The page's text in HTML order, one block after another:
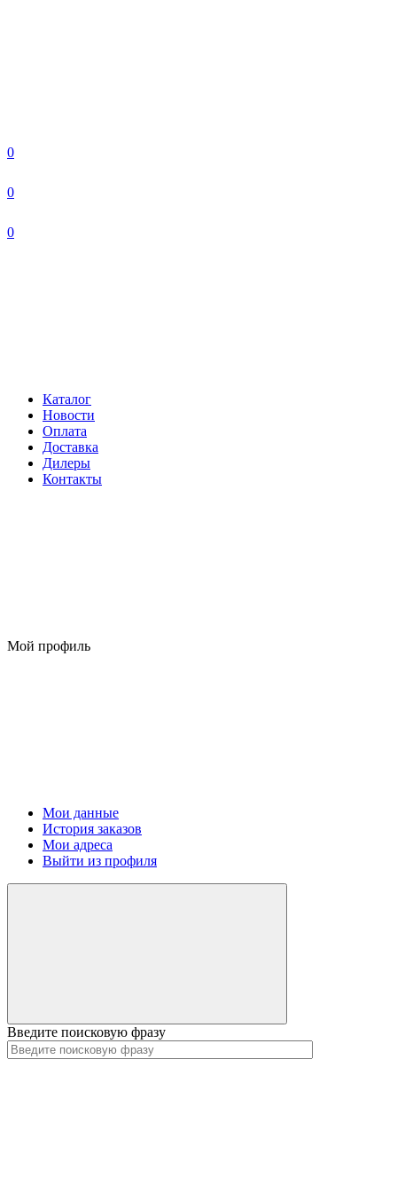
0
0
0
Каталог
Новости
Оплата
Доставка
Дилеры
Контакты
Мой профиль
Мои данные
История заказов
Мои адреса
Выйти из профиля
Введите поисковую фразу